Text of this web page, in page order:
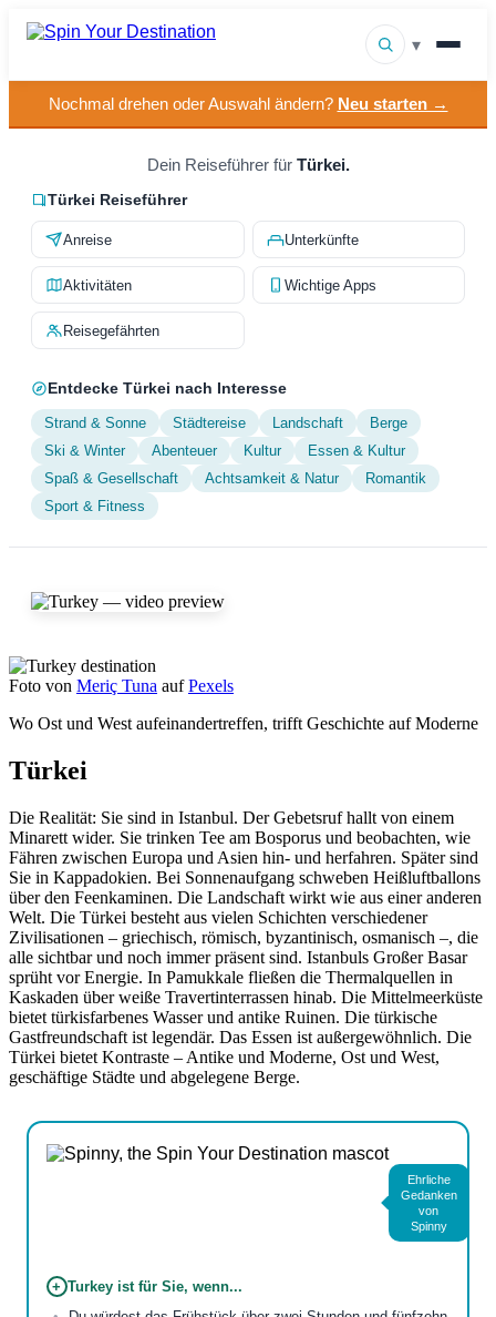
▾
Reiseziele
Nach Interesse stöbern
So funktioniert es
Über uns
Kontakt
Nochmal drehen oder Auswahl ändern? Neu starten →
Dein Reiseführer für Türkei.
Türkei Reiseführer
Anreise Unterkünfte
Aktivitäten Wichtige Apps
Reisegefährten
Entdecke Türkei nach Interesse
Strand & Sonne Städtereise Landschaft
Berge
Ski & Winter
Abenteuer Kultur
Essen & Kultur
Spaß & Gesellschaft
Achtsamkeit & Natur
Romantik
Sport & Fitness
Foto von Meriç Tuna aufPexels
Wo Ost und West aufeinandertreffen, trifft Geschichte auf Moderne
Türkei
Die Realität: Sie sind in Istanbul. Der Gebetsruf hallt von einem
Minarett wider. Sie trinken Tee am Bosporus und beobachten, wie
Fähren zwischen Europa und Asien hin- und herfahren. Später sind
Sie in Kappadokien. Bei Sonnenaufgang schweben Heißluftballons
über den Feenkaminen. Die Landschaft wirkt wie aus einer anderen
Welt. Die Türkei besteht aus vielen Schichten verschiedener
Zivilisationen – griechisch, römisch, byzantinisch, osmanisch –, die
alle sichtbar und noch immer präsent sind. Istanbuls Großer Basar
sprüht vor Energie. In Pamukkale fließen die Thermalquellen in
Kaskaden über weiße Travertinterrassen hinab. Die Mittelmeerküste
bietet türkisfarbenes Wasser und antike Ruinen. Die türkische
Gastfreundschaft ist legendär. Das Essen ist außergewöhnlich. Die
Türkei bietet Kontraste – Antike und Moderne, Ost und West,
geschäftige Städte und abgelegene Berge.
Ehrliche
Gedanken
von
Spinny
+ Turkey ist für Sie, wenn...